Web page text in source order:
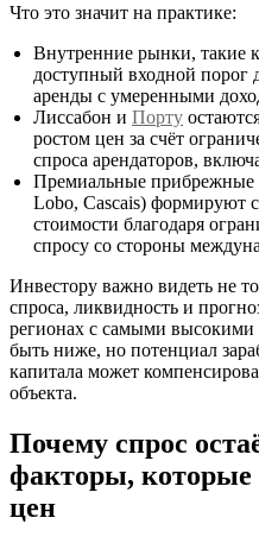
Что это значит на практике:
Внутренние рынки, такие
доступный входной порог
аренды с умеренными
Лиссабон и Порту
ростом цен за счёт
спроса арендаторов,
Премиальные прибрежные
Lobo, Cascais) формируют
стоимости благодаря
спросу со стороны
Инвестору важно видеть не
спроса, ликвидность и
регионах с самыми
быть ниже, но потенциал
капитала может
объекта.
Почему спрос
факторы, которые
цен